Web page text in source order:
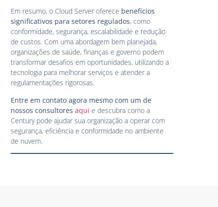
Em resumo, o Cloud Server oferece benefícios
significativos para setores regulados, como
conformidade, segurança, escalabilidade e redução
de custos. Com uma abordagem bem planejada,
organizações de saúde, finanças e governo podem
transformar desafios em oportunidades, utilizando a
tecnologia para melhorar serviços e atender a
regulamentações rigorosas.
Entre em contato agora mesmo com um de
nossos consultoresaqui e descubra como a
Century pode ajudar sua organização a operar com
segurança, eficiência e conformidade no ambiente
de nuvem.